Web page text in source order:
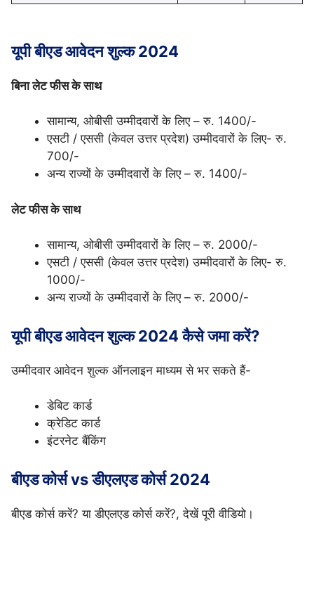
यूपी बीएड आवेदन शुल्क 2024
बिना लेट फीस के साथ
सामान्य, ओबीसी उम्मीदवारों के लिए – रु. 1400/-
एसटी / एससी (केवल उत्तर प्रदेश) उम्मीदवारों के लिए- रु.
700/-
अन्य राज्यों के उम्मीदवारों के लिए – रु. 1400/-
लेट फीस के साथ
सामान्य, ओबीसी उम्मीदवारों के लिए – रु. 2000/-
एसटी / एससी (केवल उत्तर प्रदेश) उम्मीदवारों के लिए- रु.
1000/-
अन्य राज्यों के उम्मीदवारों के लिए – रु. 2000/-
यूपी बीएड आवेदन शुल्क 2024 कैसे जमा करें?
उम्मीदवार आवेदन शुल्क ऑनलाइन माध्यम से भर सकते हैं-
डेबिट कार्ड
क्रेडिट कार्ड
इंटरनेट बैंकिंग
बीएड कोर्स vs डीएलएड कोर्स 2024
बीएड कोर्स करें? या डीएलएड कोर्स करें?, देखें पूरी वीडियो।